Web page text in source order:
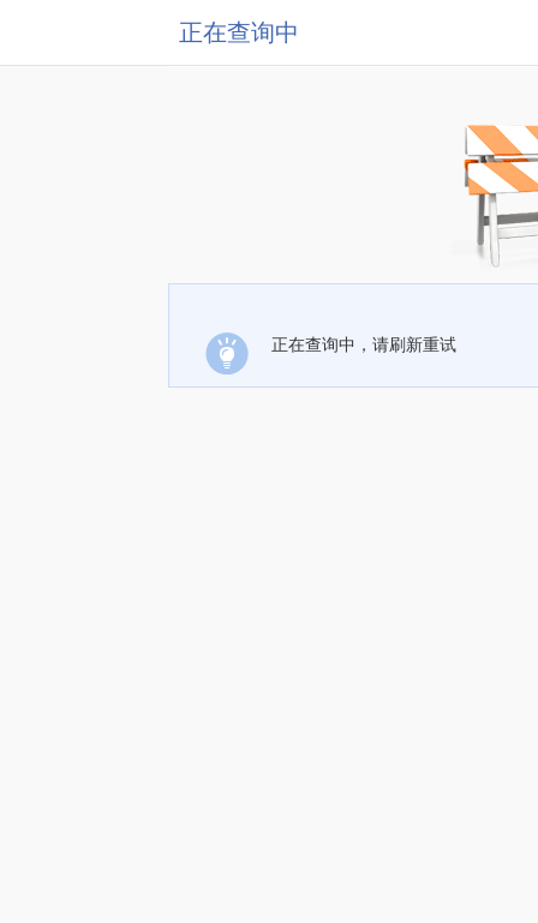
正在查询中
正在查询中，请刷新重试